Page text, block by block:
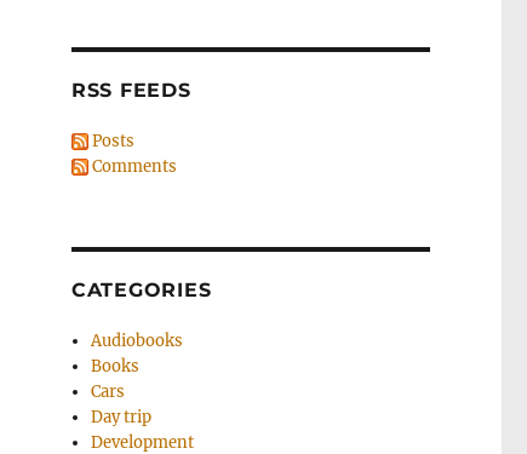
RSS FEEDS
Posts
Comments
CATEGORIES
Audiobooks
Books
Cars
Day trip
Development